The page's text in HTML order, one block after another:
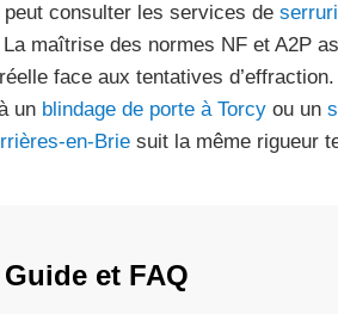
consulter les services de
maîtrise des normes NF et A2P
face aux tentatives
un blindage de porte à Torcyou un
en-Briesuit la même rigueur
Guide et FAQ